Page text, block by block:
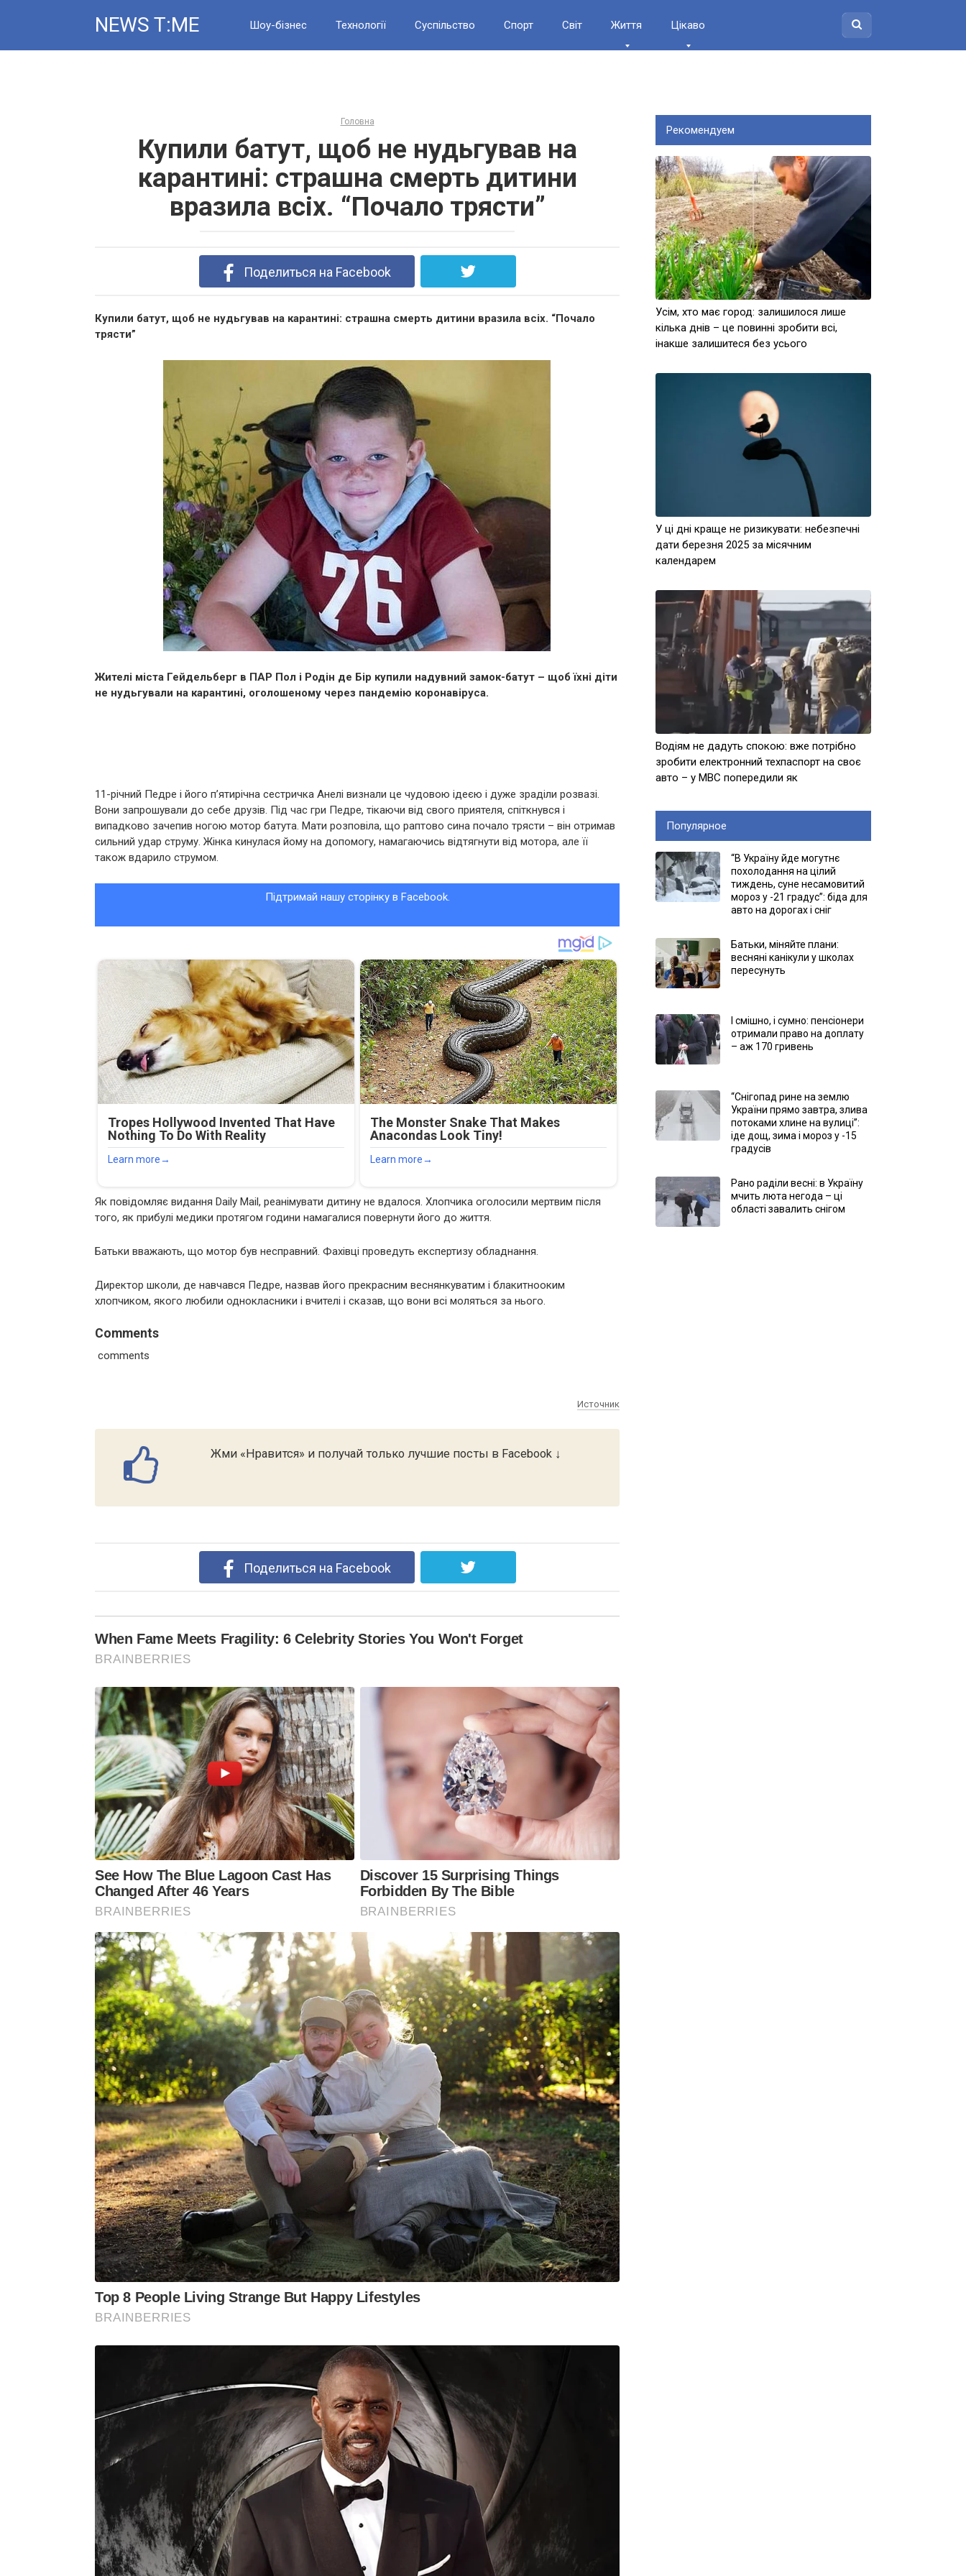
NEWS T:ME Шоу-бізнес Технології Суспільство Спорт Світ Життя Цікаво
Головна
Купили батут, щоб не нудьгував на
карантині: страшна смерть дитини
вразила всіх. “Почало трясти”
Поделиться на Facebook
Купили батут, щоб не нудьгував на карантині: страшна смерть дитини вразила всіх. “Почало
трясти”
Жителі міста Гейдельберг в ПАР Пол і Родін де Бір купили надувний замок-батут – щоб їхні діти
не нудьгували на карантині, оголошеному через пандемію коронавіруса.
11-річний Педре і його п’ятирічна сестричка Анелі визнали це чудовою ідеєю і дуже зраділи розвазі.
Вони запрошували до себе друзів. Під час гри Педре, тікаючи від свого приятеля, спіткнувся і
випадково зачепив ногою мотор батута. Мати розповіла, що раптово сина почало трясти – він отримав
сильний удар струму. Жінка кинулася йому на допомогу, намагаючись відтягнути від мотора, але її
також вдарило струмом.
Підтримай нашу сторінку в Facebook.
Як повідомляє видання Daily Mail, реанімувати дитину не вдалося. Хлопчика оголосили мертвим після
того, як прибулі медики протягом години намагалися повернути його до життя.
Батьки вважають, що мотор був несправний. Фахівці проведуть експертизу обладнання.
Директор школи, де навчався Педре, назвав його прекрасним веснянкуватим і блакитнооким
хлопчиком, якого любили однокласники і вчителі і сказав, що вони всі моляться за нього.
Comments
comments
Источник
Жми «Нравится» и получай только лучшие посты в Facebook ↓
Поделиться на Facebook
Рекомендуем
Усім, хто має город: залишилося лише
кілька днів – це повинні зробити всі,
інакше залишитеся без усього
У ці дні краще не ризикувати: небезпечні
дати березня 2025 за місячним
календарем
Водіям не дадуть спокою: вже потрібно
зробити електронний техпаспорт на своє
авто – у МВС попередили як
Популярное
“В Україну йде могутнє
похолодання на цілий
тиждень, суне несамовитий
мороз у -21 градус”: біда для
авто на дорогах і сніг
Батьки, міняйте плани:
весняні канікули у школах
пересунуть
І смішно, і сумно: пенсіонери
отримали право на доплату
– аж 170 гривень
“Снігопад рине на землю
України прямо завтра, злива
потоками хлине на вулиці”:
іде дощ, зима і мороз у -15
градусів
Рано раділи весні: в Україну
мчить люта негода – ці
області завалить снігом